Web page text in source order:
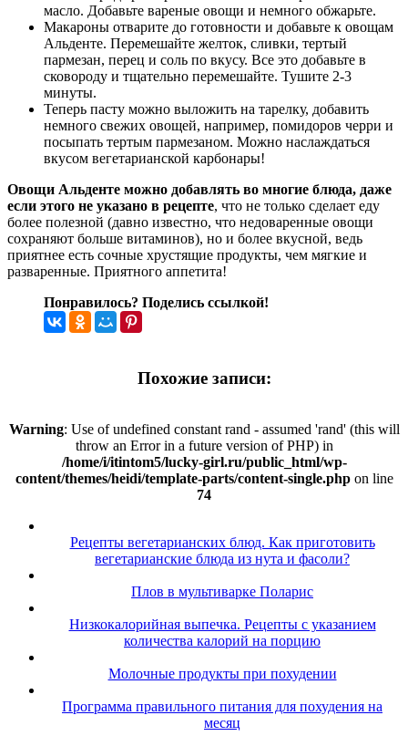
масло. Добавьте вареные овощи и немного обжарьте.
Макароны отварите до готовности и добавьте к овощам
Альденте. Перемешайте желток, сливки, тертый
пармезан, перец и соль по вкусу. Все это добавьте в
сковороду и тщательно перемешайте. Тушите 2-3
минуты.
Теперь пасту можно выложить на тарелку, добавить
немного свежих овощей, например, помидоров черри и
посыпать тертым пармезаном. Можно наслаждаться
вкусом вегетарианской карбонары!
Овощи Альденте можно добавлять во многие блюда, даже
если этого не указано в рецепте, что не только сделает еду
более полезной (давно известно, что недоваренные овощи
сохраняют больше витаминов), но и более вкусной, ведь
приятнее есть сочные хрустящие продукты, чем мягкие и
разваренные. Приятного аппетита!
Понравилось? Поделись ссылкой!
Похожие записи:
Warning: Use of undefined constant rand - assumed 'rand' (this will
throw an Error in a future version of PHP) in
/home/i/itintom5/lucky-girl.ru/public_html/wp-
content/themes/heidi/template-parts/content-single.phpon line
74
Рецепты вегетарианских блюд. Как приготовить
вегетарианские блюда из нута и фасоли?
Плов в мультиварке Поларис
Низкокалорийная выпечка. Рецепты с указанием
количества калорий на порцию
Молочные продукты при похудении
Программа правильного питания для похудения на
месяц